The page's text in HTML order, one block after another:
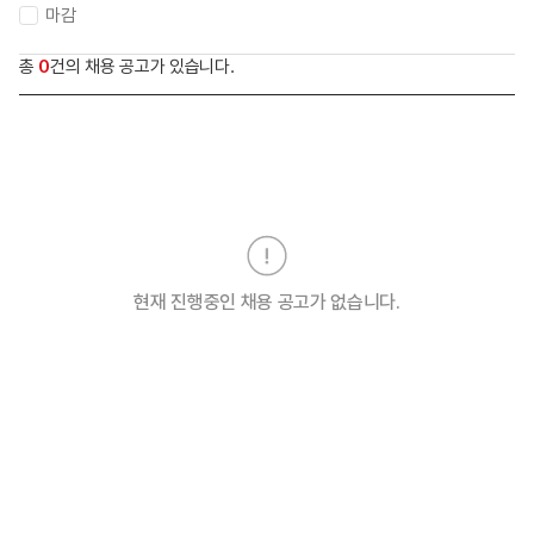
마감
총 0건의 채용 공고가 있습니다.
현재 진행중인 채용 공고가 없습니다.